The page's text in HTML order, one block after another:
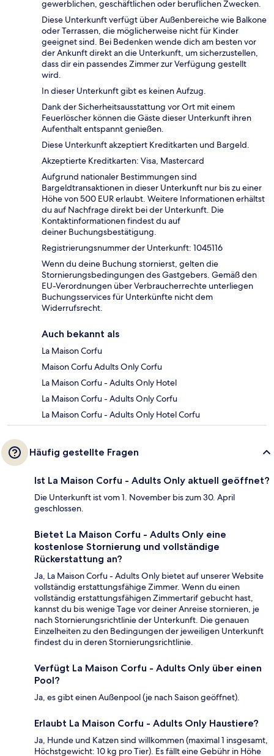
gewerblichen, geschäftlichen oder beruflichen Zwecken.
Diese Unterkunft verfügt über Außenbereiche wie Balkone
oder Terrassen, die möglicherweise nicht für Kinder
geeignet sind. Bei Bedenken wende dich am besten vor
der Ankunft direkt an die Unterkunft, um sicherzustellen,
dass dir ein passendes Zimmer zur Verfügung gestellt
wird.
In dieser Unterkunft gibt es keinen Aufzug.
Dank der Sicherheitsausstattung vor Ort mit einem
Feuerlöscher können die Gäste dieser Unterkunft ihren
Aufenthalt entspannt genießen.
Diese Unterkunft akzeptiert Kreditkarten und Bargeld.
Akzeptierte Kreditkarten: Visa, Mastercard
Aufgrund nationaler Bestimmungen sind
Bargeldtransaktionen in dieser Unterkunft nur bis zu einer
Höhe von 500 EUR erlaubt. Weitere Informationen erhältst
du auf Nachfrage direkt bei der Unterkunft. Die
Kontaktinformationen findest du auf
deiner Buchungsbestätigung.
Registrierungsnummer der Unterkunft: 1045116
Wenn du deine Buchung stornierst, gelten die
Stornierungsbedingungen des Gastgebers. Gemäß den
EU-Verordnungen über Verbraucherrechte unterliegen
Buchungsservices für Unterkünfte nicht dem
Widerrufsrecht.
Auch bekannt als
La Maison Corfu
Maison Corfu Adults Only Corfu
La Maison Corfu - Adults Only Hotel
La Maison Corfu - Adults Only Corfu
La Maison Corfu - Adults Only Hotel Corfu
Häufig gestellte Fragen
Ist La Maison Corfu - Adults Only aktuell geöffnet?
Die Unterkunft ist vom 1. November bis zum 30. April
geschlossen.
Bietet La Maison Corfu - Adults Only eine
kostenlose Stornierung und vollständige
Rückerstattung an?
Ja, La Maison Corfu - Adults Only bietet auf unserer Website
vollständig erstattungsfähige Zimmer. Wenn du einen
vollständig erstattungsfähigen Zimmertarif gebucht hast,
kannst du bis wenige Tage vor deiner Anreise stornieren, je
nach Stornierungsrichtlinie der Unterkunft. Die genauen
Einzelheiten zu den Bedingungen der jeweiligen Unterkunft
findest du in deren Stornierungsrichtlinie.
Verfügt La Maison Corfu - Adults Only über einen
Pool?
Ja, es gibt einen Außenpool (je nach Saison geöffnet).
Erlaubt La Maison Corfu - Adults Only Haustiere?
Ja, Hunde und Katzen sind willkommen (maximal 1 insgesamt,
Höchstgewicht: 10 kg pro Tier). Es fällt eine Gebühr in Höhe